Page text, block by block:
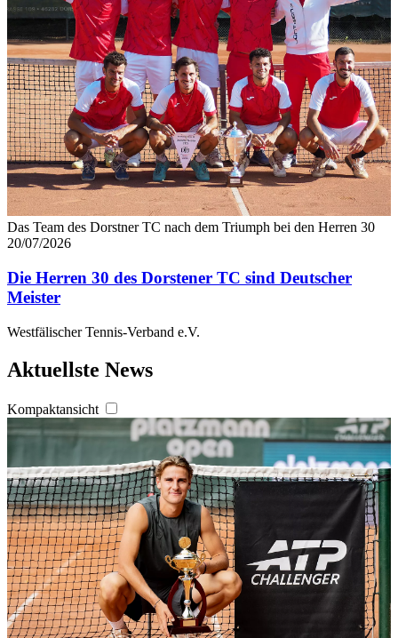
Das Team des Dorstner TC nach dem Triumph bei den Herren 30
20/07/2026
Die Herren 30 des Dorstener TC sind Deutscher
Meister
Westfälischer Tennis-Verband e.V.
Aktuellste News
Kompaktansicht